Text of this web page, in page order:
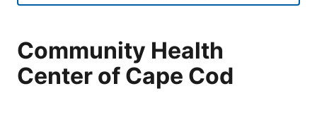
Community Health
Center of Cape Cod